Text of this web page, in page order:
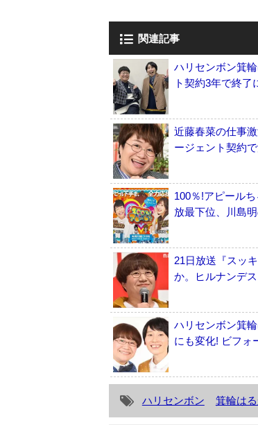
関連記事
ハリセンボン箕
ト契約3年で終了
近藤春菜の仕事
ージェント契約
100％!アピール
放最下位、川島
21日放送『スッ
か。ヒルナンデ
ハリセンボン箕
にも変化! ビフォ
ハリセンボン 箕輪は